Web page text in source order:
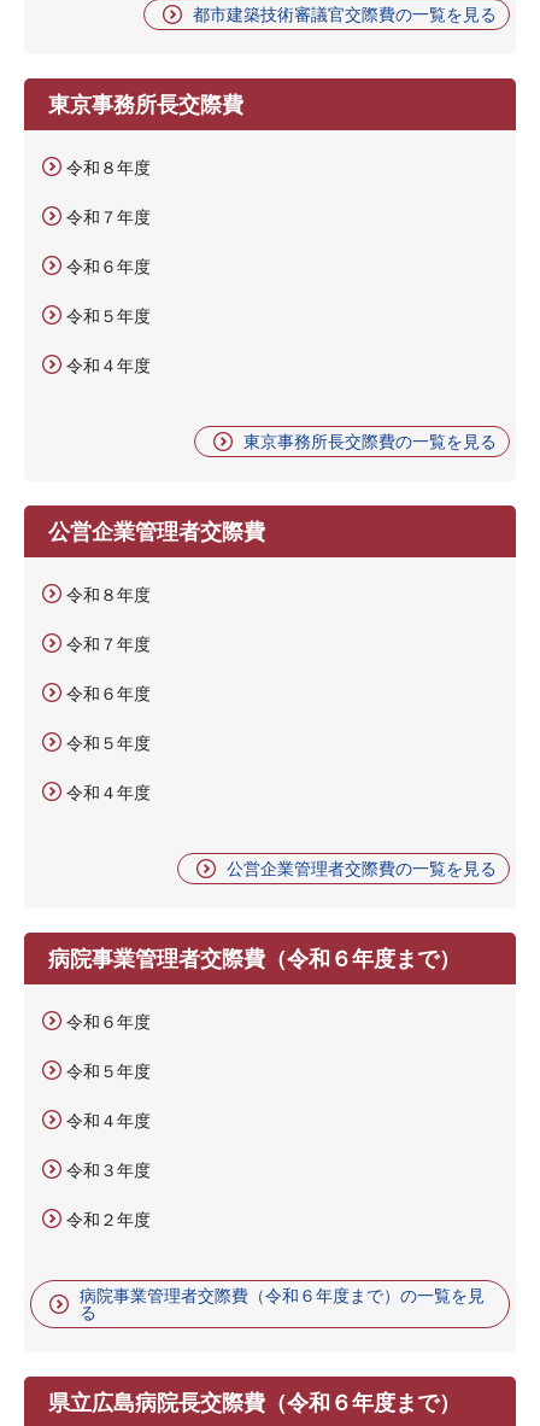
都市建築技術審議官交際費の一覧を見る
東京事務所長交際費
令和８年度
令和７年度
令和６年度
令和５年度
令和４年度
東京事務所長交際費の一覧を見る
公営企業管理者交際費
令和８年度
令和７年度
令和６年度
令和５年度
令和４年度
公営企業管理者交際費の一覧を見る
病院事業管理者交際費（令和６年度まで）
令和６年度
令和５年度
令和４年度
令和３年度
令和２年度
病院事業管理者交際費（令和６年度まで）の一覧を見
る
県立広島病院長交際費（令和６年度まで）